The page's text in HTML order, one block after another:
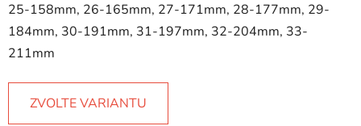
25-158mm, 26-165mm, 27-171mm, 28-177mm, 29-
184mm, 30-191mm, 31-197mm, 32-204mm, 33-
211mm
ZVOLTE VARIANTU